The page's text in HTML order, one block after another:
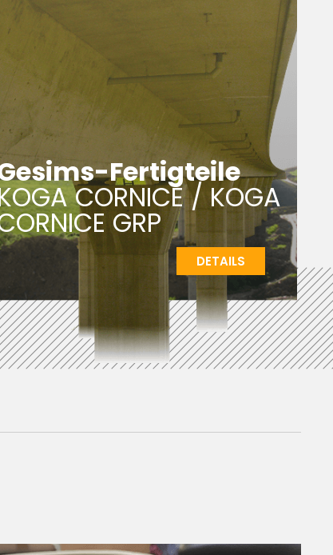
Fertigteile
CORNICE / KOGA
GRP
DETAILS